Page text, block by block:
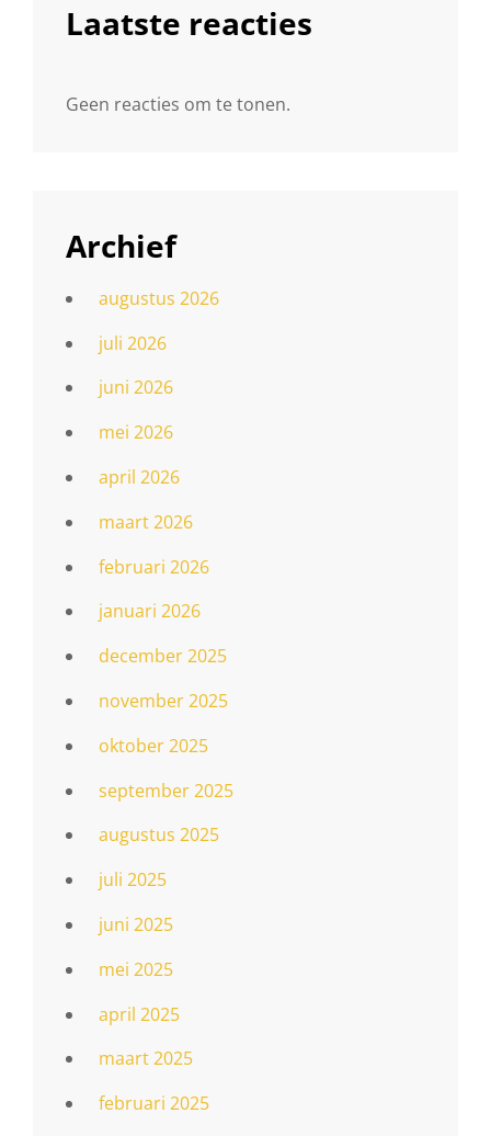
Laatste reacties
Geen reacties om te tonen.
Archief
augustus 2026
juli 2026
juni 2026
mei 2026
april 2026
maart 2026
februari 2026
januari 2026
december 2025
november 2025
oktober 2025
september 2025
augustus 2025
juli 2025
juni 2025
mei 2025
april 2025
maart 2025
februari 2025